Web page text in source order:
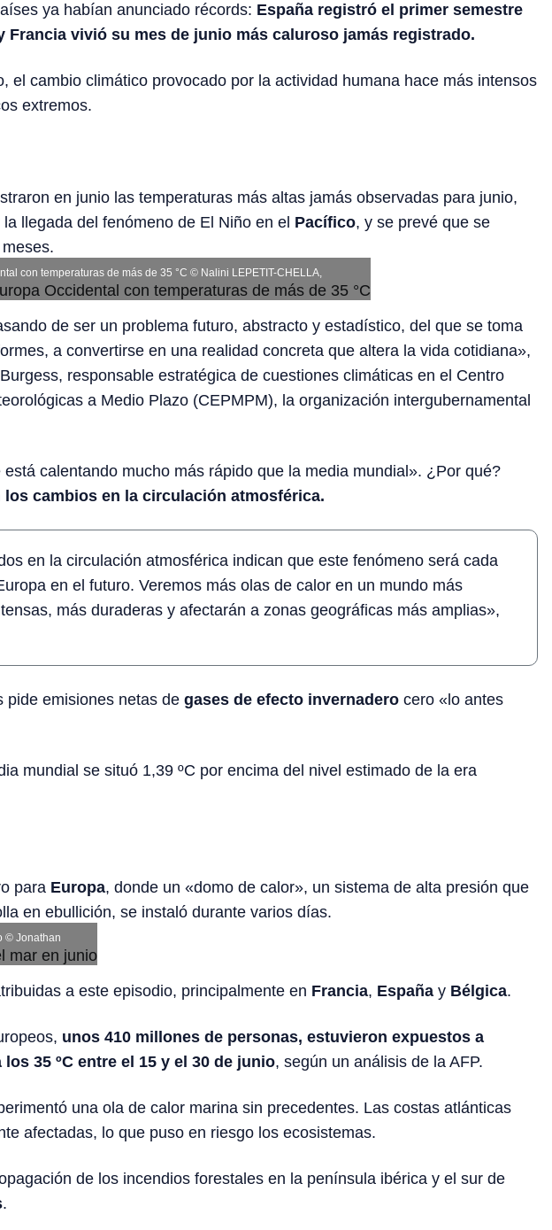
ya habían anunciado récords: España registró el primer semestre
Francia vivió su mes de junio más caluroso jamás registrado.
el cambio climático provocado por la actividad humana hace más intensos
extremos.
en junio las temperaturas más altas jamás observadas para junio,
llegada del fenómeno de El Niño en el Pacífico, y se prevé que se
con temperaturas de más de 35 °C © Nalini LEPETIT-CHELLA,
de ser un problema futuro, abstracto y estadístico, del que se toma
a convertirse en una realidad concreta que altera la vida cotidiana»,
responsable estratégica de cuestiones climáticas en el Centro
a Medio Plazo (CEPMPM), la organización intergubernamental
calentando mucho más rápido que la media mundial». ¿Por qué?
los cambios en la circulación atmosférica.
en la circulación atmosférica indican que este fenómeno será cada
en el futuro. Veremos más olas de calor en un mundo más
más duraderas y afectarán a zonas geográficas más amplias»,
pide emisiones netas degases de efecto invernadero cero «lo antes
mundial se situó 1,39 ºC por encima del nivel estimado de la era
para Europa, donde un «domo de calor», un sistema de alta presión que
en ebullición, se instaló durante varios días.
© Jonathan
a este episodio, principalmente en Francia, España y Bélgica.
unos 410 millones de personas, estuvieron expuestos a
35 ºC entre el 15 y el 30 de junio, según un análisis de la AFP.
una ola de calor marina sin precedentes. Las costas atlánticas
afectadas, lo que puso en riesgo los ecosistemas.
de los incendios forestales en la península ibérica y el sur de
.